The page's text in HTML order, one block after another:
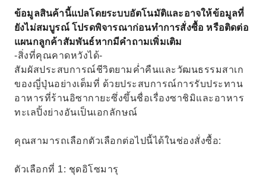
ข้อมูลสินค้านี้แปลโดยระบบอัตโนมัติและอาจให้ข้อมูลที่
ยังไม่สมบูรณ์ โปรดพิจารณาก่อนทำการสั่งซื้อ หรือติดต่อ
แผนกลูกค้าสัมพันธ์หากมีคำถามเพิ่มเติม
-สิ่งที่คุณคาดหวังได้-
สัมผัสประสบการณ์ชีวิตยามค่ำคืนและวัฒนธรรมสาเก
ของญี่ปุ่นอย่างเต็มที่ ด้วยประสบการณ์การรับประทาน
อาหารที่ร้านอิซากายะซึ่งขึ้นชื่อเรื่องซาชิมิและอาหาร
ทะเลปิ้งย่างอันเป็นเอกลักษณ์
คุณสามารถเลือกตัวเลือกต่อไปนี้ได้ในช่องสั่งซื้อ:
ตัวเลือกที่ 1: ชุดอิโซมารุ